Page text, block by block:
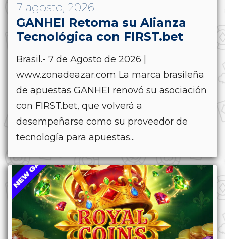
7 agosto, 2026
GANHEI Retoma su Alianza
Tecnológica con FIRST.bet
Brasil.- 7 de Agosto de 2026 |
www.zonadeazar.com La marca brasileña
de apuestas GANHEI renovó su asociación
con FIRST.bet, que volverá a
desempeñarse como su proveedor de
tecnología para apuestas...